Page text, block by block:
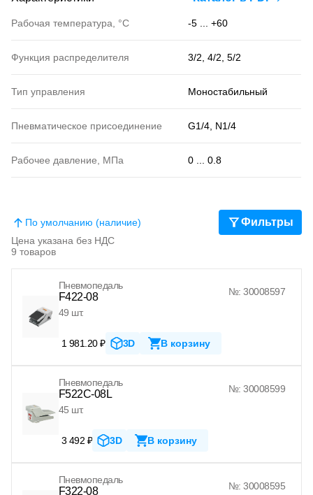
Рабочая температура, °С -5 ... +60
Функция распределителя 3/2, 4/2, 5/2
Тип управления Моностабильный
Пневматическое присоединение G1/4, N1/4
Рабочее давление, МПа 0 ... 0.8
9 товаров
Цена указана без НДС
По умолчанию (наличие) Фильтры
Пневмопедаль
F422-08
№: 30008597
49 шт.
1 981.20 ₽ 3D В корзину
Пневмопедаль
F522C-08L
№: 30008599
45 шт.
3 492 ₽ 3D В корзину
Пневмопедаль
F322-08
№: 30008595